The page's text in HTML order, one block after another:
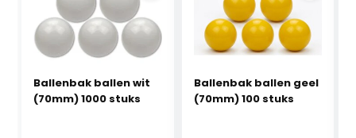
Ballenbak ballen wit
(70mm) 1000 stuks
Ballenbak ballen geel
(70mm) 100 stuks